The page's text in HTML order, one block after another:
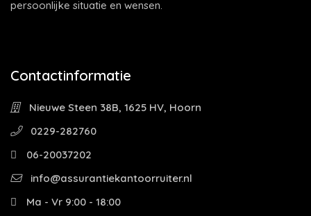
persoonlijke situatie en wensen.
Contactinformatie
Nieuwe Steen 38B, 1625 HV, Hoorn
0229-282760
06-20037202
info@assurantiekantoorruiter.nl
Ma - Vr 9:00 - 18:00